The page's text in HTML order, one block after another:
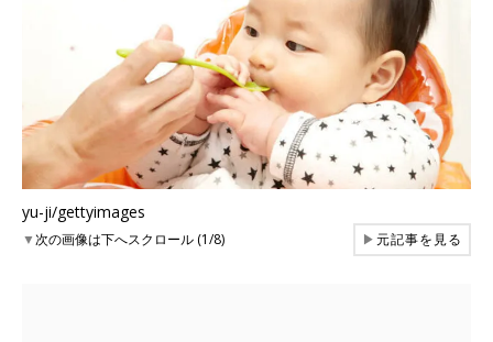
yu-ji/gettyimages
▼次の画像は下へスクロール (1/8) ▶元記事を見る